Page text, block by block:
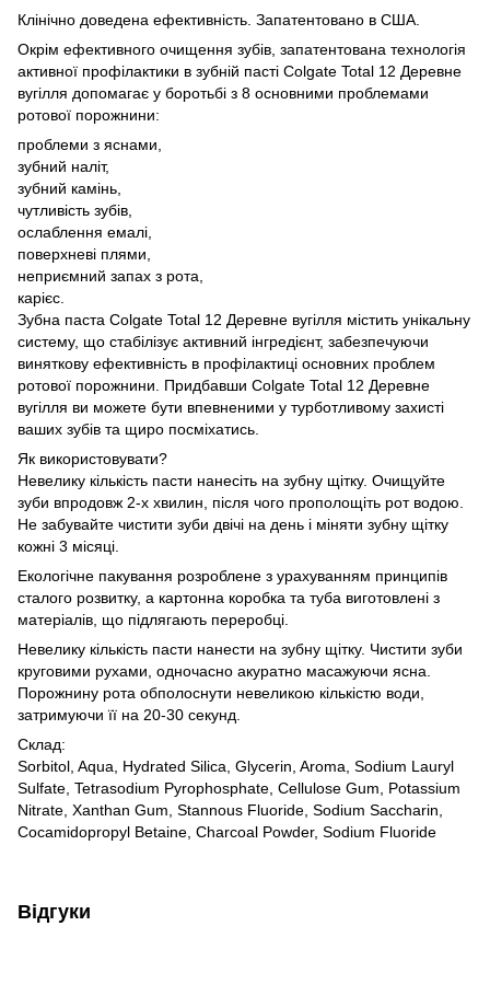
Клінічно доведена ефективність. Запатентовано в США.
Окрім ефективного очищення зубів, запатентована технологія
активної профілактики в зубній пасті Colgate Total 12 Деревне
вугілля допомагає у боротьбі з 8 основними проблемами
ротової порожнини:
проблеми з яснами,
зубний наліт,
зубний камінь,
чутливість зубів,
ослаблення емалі,
поверхневі плями,
неприємний запах з рота,
карієс.
Зубна паста Colgate Total 12 Деревне вугілля містить унікальну
систему, що стабілізує активний інгредієнт, забезпечуючи
виняткову ефективність в профілактиці основних проблем
ротової порожнини. Придбавши Colgate Total 12 Деревне
вугілля ви можете бути впевненими у турботливому захисті
ваших зубів та щиро посміхатись.
Як використовувати?
Невелику кількість пасти нанесіть на зубну щітку. Очищуйте
зуби впродовж 2-х хвилин, після чого прополощіть рот водою.
Не забувайте чистити зуби двічі на день і міняти зубну щітку
кожні 3 місяці.
Екологічне пакування розроблене з урахуванням принципів
сталого розвитку, а картонна коробка та туба виготовлені з
матеріалів, що підлягають переробці.
Невелику кількість пасти нанести на зубну щітку. Чистити зуби
круговими рухами, одночасно акуратно масажуючи ясна.
Порожнину рота обполоснути невеликою кількістю води,
затримуючи її на 20-30 секунд.
Склад:
Sorbitol, Aqua, Hydrated Silica, Glycerin, Aroma, Sodium Lauryl
Sulfate, Tetrasodium Pyrophosphate, Cellulose Gum, Potassium
Nitrate, Xanthan Gum, Stannous Fluoride, Sodium Saccharin,
Cocamidopropyl Betaine, Charcoal Powder, Sodium Fluoride
Відгуки